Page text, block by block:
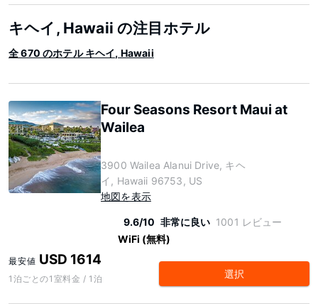
キヘイ, Hawaii の注目ホテル
全 670 のホテル キヘイ, Hawaii
Four Seasons Resort Maui at
Wailea
3900 Wailea Alanui Drive, キヘ
イ, Hawaii 96753, US
地図を表示
9.6/10 非常に良い 1001 レビュー
WiFi (無料)
最安値 USD 1614
1泊ごとの1室料金 / 1泊 選択